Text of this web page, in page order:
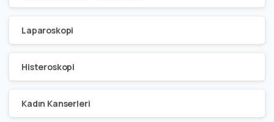
Laparoskopi
Histeroskopi
Kadın Kanserleri